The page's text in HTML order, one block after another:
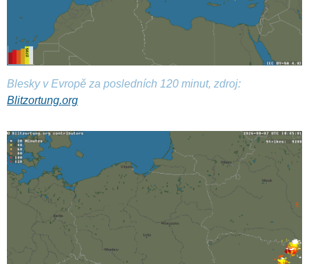
Blesky v Evropě za posledních 120 minut, zdroj:
Blitzortung.org